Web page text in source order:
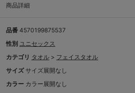
商品詳細
品番 4570199875537
性別 ユニセックス
カテゴリ タオル > フェイスタオル
サイズ サイズ展開なし
カラー カラー展開なし